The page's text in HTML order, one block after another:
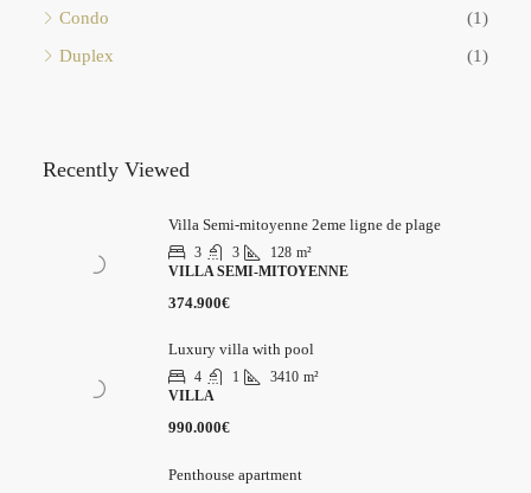
Condo
(1)
Duplex
(1)
Recently Viewed
Villa Semi-mitoyenne 2eme ligne de plage
3 3 128 m²
VILLA SEMI-MITOYENNE
374.900€
Luxury villa with pool
4 1 3410 m²
VILLA
990.000€
Penthouse apartment